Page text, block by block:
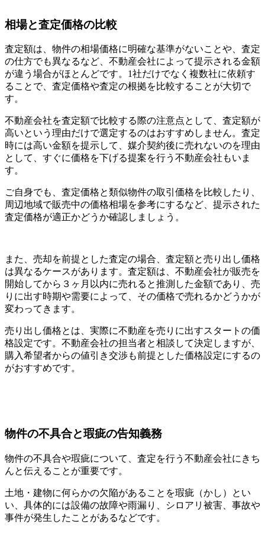
相場と査定価格の比較
査定額は、物件の相場価格に明確な基準がないことや、査定
の仕方でも異なるなど、不動産会社によって提示される金額
が違う場合がほとんどです。1社だけでなく複数社に依頼す
ることで、査定価格や査定の根拠を比較することが大切で
す。
不動産会社を査定額で比較する際の注意点として、査定額が
高いという理由だけで選定するのはおすすめしません。査定
時には高い金額を提示して、媒介契約後に売れないのを理由
として、すぐに価格を下げる提案を行う不動産会社もいま
す。
ご自身でも、査定価格と類似物件の取引価格を比較したり、
周辺地域で販売中の価格相場を参考にするなど、提示された
査定価格が適正かどうか確認しましょう。
また、売却を前提とした査定の場合、査定額と売り出し価格
は異なるケースがあります。査定額は、不動産会社が販売を
開始してから３ヶ月以内に売れると推測した金額であり、売
りに出す時期や需要によって、その価格で売れるかどうかが
変わってきます。
売り出し価格とは、実際に不動産を売りに出すスタートの価
格設定です。不動産会社の担当者と相談して決定しますが、
購入希望者からの値引き交渉も前提とした価格設定にするの
がおすすめです。
物件の不具合と瑕疵の告知義務
物件の不具合や瑕疵について、査定を行う不動産会社にきち
んと伝えることが重要です。
土地・建物に何らかの欠陥があることを瑕疵（かし）とい
い、具体的には設備の故障や雨漏り、シロアリ被害、事故や
事件が発生したことがあるなどです。